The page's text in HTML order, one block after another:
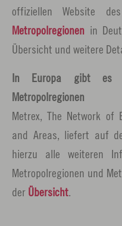
offiziellen Website
Metropolregionen in
Übersicht und weitere
In Europa gibt es
Metropolregionen
Metrex, The Network of
and Areas, liefert auf
hierzu alle weiteren
Metropolregionen und
der Übersicht.